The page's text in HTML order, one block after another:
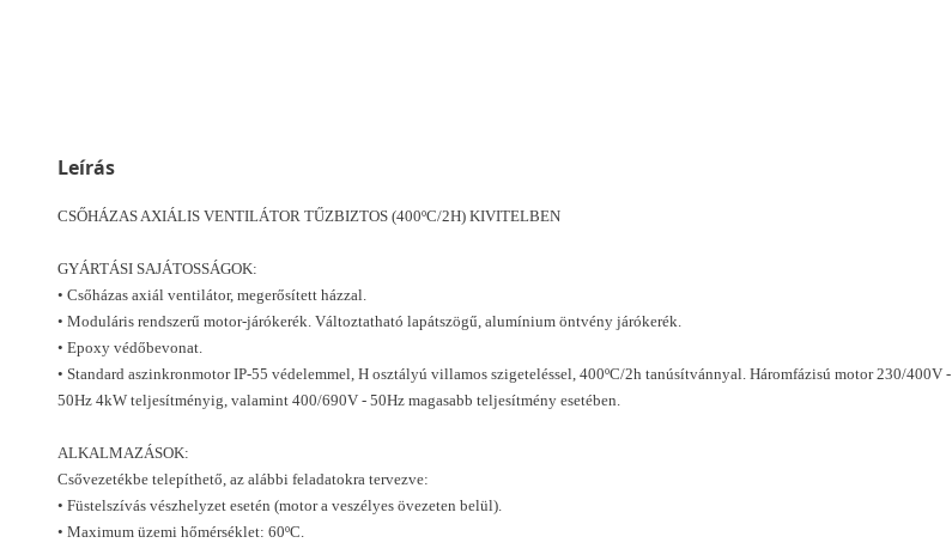
Leírás
CSŐHÁZAS AXIÁLIS VENTILÁTOR TŰZBIZTOS (400ºC/2H) KIVITELBEN
GYÁRTÁSI SAJÁTOSSÁGOK:
• Csőházas axiál ventilátor, megerősített házzal.
• Moduláris rendszerű motor-járókerék. Változtatható lapátszögű, alumínium öntvény járókerék.
• Epoxy védőbevonat.
• Standard aszinkronmotor IP-55 védelemmel, H osztályú villamos szigeteléssel, 400ºC/2h tanúsítvánnyal. Háromfázisú motor 230/400V -
50Hz 4kW teljesítményig, valamint 400/690V - 50Hz magasabb teljesítmény esetében.
ALKALMAZÁSOK:
Csővezetékbe telepíthető, az alábbi feladatokra tervezve:
• Füstelszívás vészhelyzet esetén (motor a veszélyes övezeten belül).
• Maximum üzemi hőmérséklet: 60ºC.